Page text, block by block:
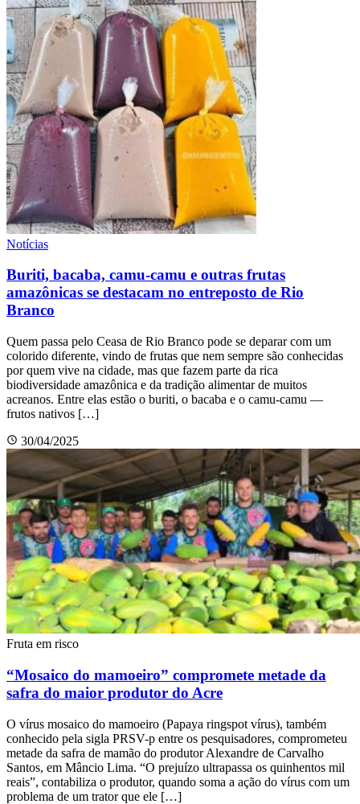
Notícias
Buriti, bacaba, camu-camu e outras frutas
amazônicas se destacam no entreposto de Rio
Branco
Quem passa pelo Ceasa de Rio Branco pode se deparar com um
colorido diferente, vindo de frutas que nem sempre são conhecidas
por quem vive na cidade, mas que fazem parte da rica
biodiversidade amazônica e da tradição alimentar de muitos
acreanos. Entre elas estão o buriti, o bacaba e o camu-camu —
frutos nativos […]
30/04/2025
Fruta em risco
“Mosaico do mamoeiro” compromete metade da
safra do maior produtor do Acre
O vírus mosaico do mamoeiro (Papaya ringspot vírus), também
conhecido pela sigla PRSV-p entre os pesquisadores, comprometeu
metade da safra de mamão do produtor Alexandre de Carvalho
Santos, em Mâncio Lima. “O prejuízo ultrapassa os quinhentos mil
reais”, contabiliza o produtor, quando soma a ação do vírus com um
problema de um trator que ele […]